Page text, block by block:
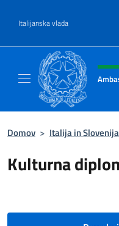
Italijanska vlada
Glava
Domov > Italija in Slovenija
Kulturna